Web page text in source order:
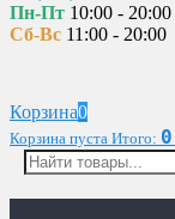
Пн-Пт 10:00 - 20:00
Сб-Вс 11:00 - 20:00
Корзина0
Корзина пуста Итого: 0